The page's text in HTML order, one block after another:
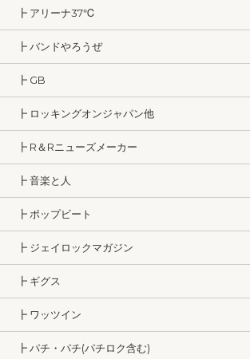
┣ アリーナ37℃
┣ バンドやろうぜ
┣ GB
┣ ロッキングオンジャパン他
┣ R＆Rニューズメーカー
┣ 音楽と人
┣ ポップビート
┣ ジェイロックマガジン
┣ ギグス
┣ ワッツイン
┣ パチ・パチ(パチロク含む)